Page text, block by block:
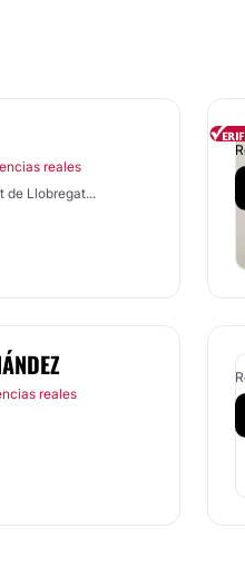
reales
de Llobregat...
reales